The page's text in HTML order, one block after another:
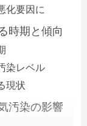
化要因に
時期と傾向
染レベル
現状
汚染の影響